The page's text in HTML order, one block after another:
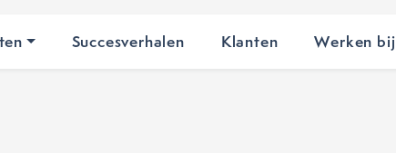
Succesverhalen Klanten Werken bij